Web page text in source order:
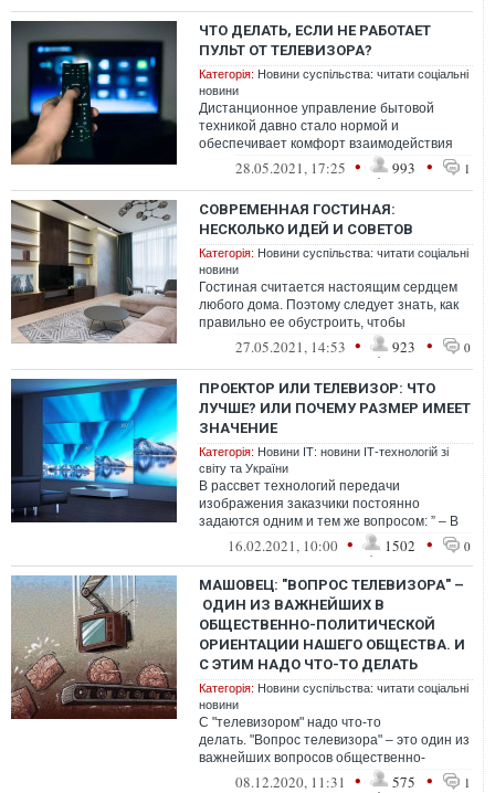
ЧТО ДЕЛАТЬ, ЕСЛИ НЕ РАБОТАЕТ
ПУЛЬТ ОТ ТЕЛЕВИЗОРА?
Категорія: Новини суспільства: читати соціальні
новини
Дистанционное управление бытовой
техникой давно стало нормой и
обеспечивает комфорт взаимодействия
пользователя и электроники. Телевизор
28.05.2021, 17:25 • 993 • 1
СОВРЕМЕННАЯ ГОСТИНАЯ:
НЕСКОЛЬКО ИДЕЙ И СОВЕТОВ
Категорія: Новини суспільства: читати соціальні
новини
Гостиная считается настоящим сердцем
любого дома. Поэтому следует знать, как
правильно ее обустроить, чтобы
наслаждаться комфортом каждый день.
27.05.2021, 14:53 • 923 • 0
ПРОЕКТОР ИЛИ ТЕЛЕВИЗОР: ЧТО
ЛУЧШЕ? ИЛИ ПОЧЕМУ РАЗМЕР ИМЕЕТ
ЗНАЧЕНИЕ
Категорія: Новини ІТ: новини ІТ-технологій зі
світу та України
В рассвет технологий передачи
изображения заказчики постоянно
задаются одним и тем же вопросом: ” – В
чем состоит разница между проектором и
16.02.2021, 10:00 • 1502 • 0
МАШОВЕЦ: "ВОПРОС ТЕЛЕВИЗОРА" –
ОДИН ИЗ ВАЖНЕЙШИХ В
ОБЩЕСТВЕННО-ПОЛИТИЧЕСКОЙ
ОРИЕНТАЦИИ НАШЕГО ОБЩЕСТВА. И
С ЭТИМ НАДО ЧТО-ТО ДЕЛАТЬ
Категорія: Новини суспільства: читати соціальні
новини
С "телевизором" надо что-то
делать. "Вопрос телевизора" – это один из
важнейших вопросов общественно-
политической ориентации общества
08.12.2020, 11:31 • 575 • 1